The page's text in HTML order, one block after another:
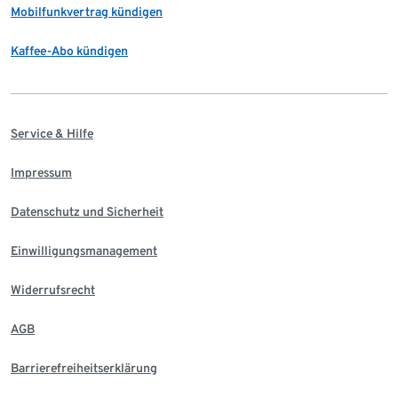
Mobilfunkvertrag kündigen
Kaffee-Abo kündigen
Service & Hilfe
Impressum
Datenschutz und Sicherheit
Einwilligungsmanagement
Widerrufsrecht
AGB
Barrierefreiheitserklärung